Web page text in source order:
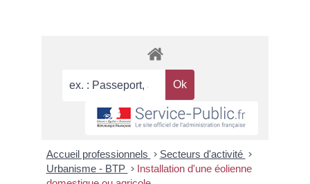
Accueil professionnels > Secteurs d'activité >
Urbanisme - BTP > Installation d'une éolienne